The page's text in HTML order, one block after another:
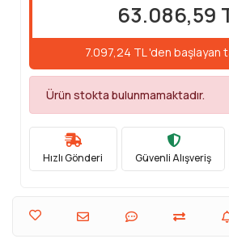
63.086,59
7.097,24 TL 'den başlayan
Ürün stokta bulunmamaktadır.
Hızlı Gönderi Güvenli Alışveriş